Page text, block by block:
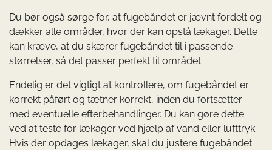
Du bør også sørge for, at fugebåndet er jævnt fordelt og
dækker alle områder, hvor der kan opstå lækager. Dette
kan kræve, at du skærer fugebåndet til i passende
størrelser, så det passer perfekt til området.
Endelig er det vigtigt at kontrollere, om fugebåndet er
korrekt påført og tætner korrekt, inden du fortsætter
med eventuelle efterbehandlinger. Du kan gøre dette
ved at teste for lækager ved hjælp af vand eller lufttryk.
Hvis der opdages lækager, skal du justere fugebåndet